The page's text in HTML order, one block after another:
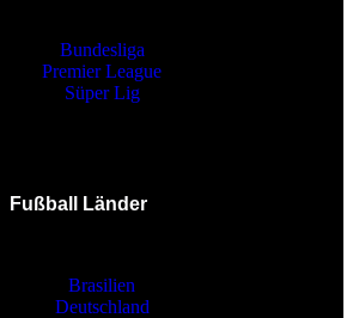
Bundesliga
Premier League
Süper Lig
Fußball Länder
Brasilien
Deutschland